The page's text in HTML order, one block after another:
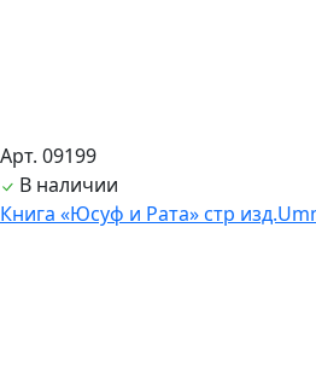
Арт. 09199
В наличии
Книга «Юсуф и Рата» стр